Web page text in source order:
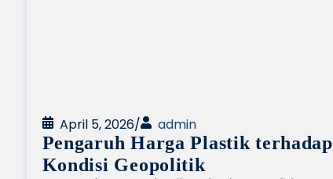
April 5, 2026/ admin
Pengaruh Harga Plastik terhadap
Kondisi Geopolitik